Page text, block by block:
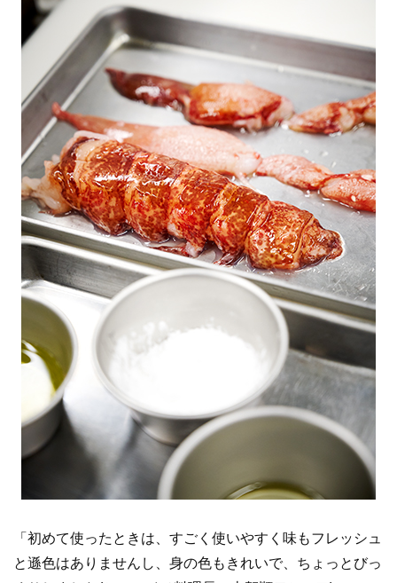
「初めて使ったときは、すごく使いやすく味もフレッシュ
と遜色はありませんし、身の色もきれいで、ちょっとびっ